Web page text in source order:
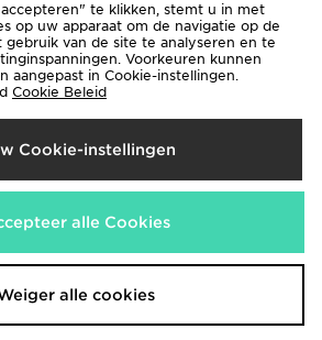
Verzenden Naar
de volgende betaalmethoden
bedrijfswebsite www.jdplc.com
te klikken, stemt u in met
op uw apparaat om de navigatie op de
van de site te analyseren en te
Voorkeuren kunnen
aangepast in Cookie-instellingen.
Cookie Beleid
Cookie-instellingen
alle Cookies
alle cookies